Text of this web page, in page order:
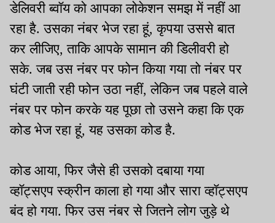
डेलिवरी ब्वॉय को आपका लोकेशन समझ में नहीं आ
रहा है. उसका नंबर भेज रहा हूं, कृपया उससे बात
कर लीजिए, ताकि आपके सामान की डिलीवरी हो
सके. जब उस नंबर पर फोन किया गया तो नंबर पर
घंटी जाती रही फोन उठा नहीं, लेकिन जब पहले वाले
नंबर पर फोन करके यह पूछा तो उसने कहा कि एक
कोड भेज रहा हूं, यह उसका कोड है.
कोड आया, फिर जैसे ही उसको दबाया गया
व्हॉट्सएप स्क्रीन काला हो गया और सारा व्हॉट्सएप
बंद हो गया. फिर उस नंबर से जितने लोग जुड़े थे